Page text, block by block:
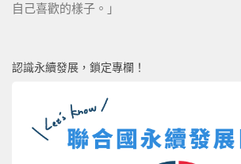
自己喜歡的樣子。」
認識永續發展，鎖定專欄！